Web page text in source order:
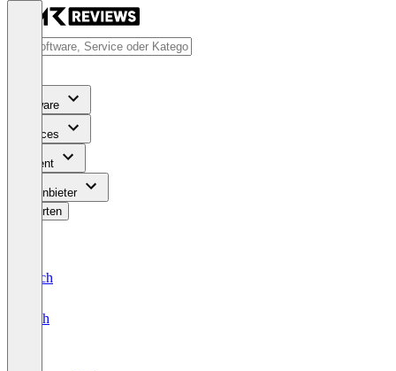
Software
Services
Content
Für Anbieter
Bewerten
Deutsch
English